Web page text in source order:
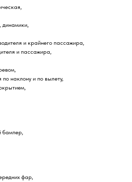
динамики,
и крайнего пассажира,
и пассажира,
наклону и по вылету,
бампер,
фар,